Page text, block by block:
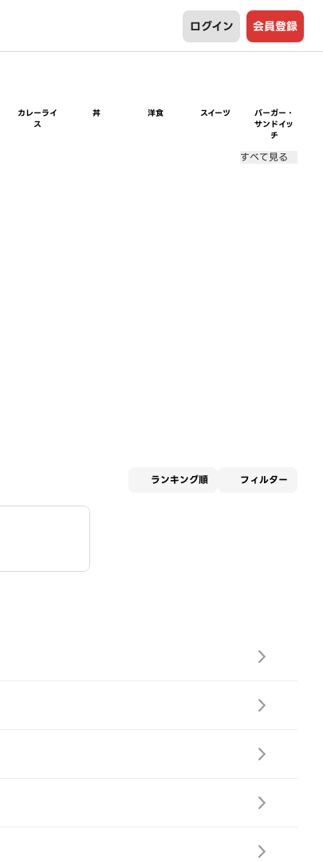
ログイン 会員登録
カレーライ
ス
丼 洋食 スイーツ
バーガー・
サンドイッ
チ
すべて見る
ランキング順 フィルター